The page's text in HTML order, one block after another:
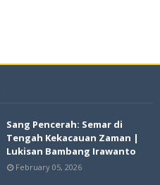
Sang Pencerah: Semar di
Tengah Kekacauan Zaman |
Lukisan Bambang Irawanto
February 05, 2026